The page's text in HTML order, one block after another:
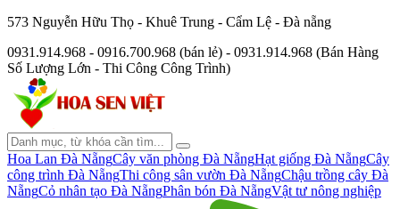
573 Nguyễn Hữu Thọ - Khuê Trung - Cẩm Lệ - Đà nẵng
0931.914.968 - 0916.700.968 (bán lẻ) - 0931.914.968 (Bán Hàng
Số Lượng Lớn - Thi Công Công Trình)
Hoa Lan Đà NẵngCây văn phòng Đà NẵngHạt giống Đà NẵngCây
công trình Đà NẵngThi công sân vườn Đà NẵngChậu trồng cây Đà
NẵngCỏ nhân tạo Đà NẵngPhân bón Đà NẵngVật tư nông nghiệp